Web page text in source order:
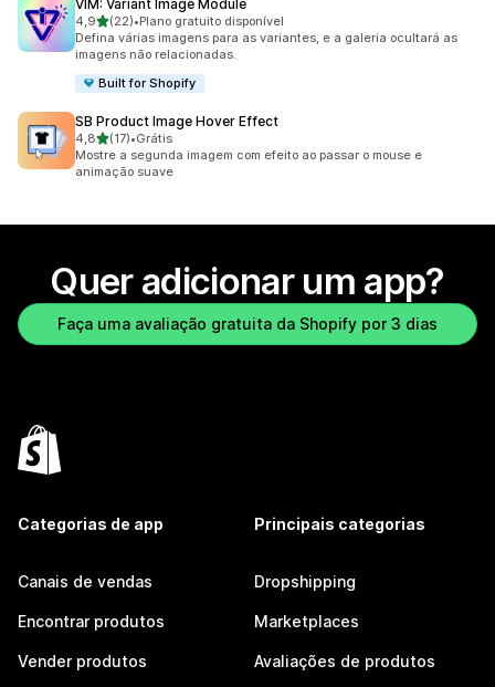
VIM: Variant Image Module
4,9de 5 estrelas
(22)
22 avaliações ao todo
•Plano gratuito disponível
Defina várias imagens para as variantes, e a galeria ocultará as
imagens não relacionadas.
Built for Shopify
SB Product Image Hover Effect
4,8de 5 estrelas
(17)
17 avaliações ao todo
•Grátis
Mostre a segunda imagem com efeito ao passar o mouse e
animação suave
Quer adicionar um app?
Faça uma avaliação gratuita da Shopify por 3 dias
Categorias de app
Canais de vendas
Encontrar produtos
Vender produtos
Principais categorias
Dropshipping
Marketplaces
Avaliações de produtos